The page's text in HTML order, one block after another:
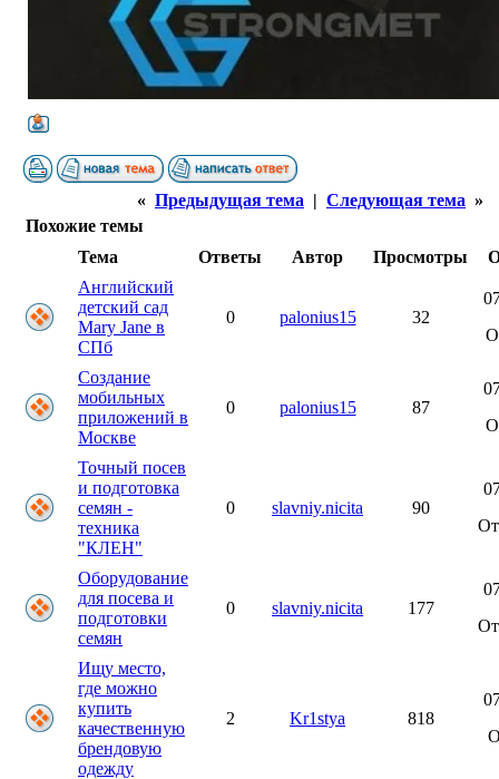
« Предыдущая тема | Следующая тема »
Похожие темы
Тема
Ответы Автор Просмотры
Английский
детский сад
Mary Jane в
СПб
0 palonius15 32
Создание
мобильных
приложений в
Москве
0 palonius15 87
Точный посев
и подготовка
семян -
техника
"КЛЕН"
0 slavniy.nicita 90
Оборудование
для посева и
подготовки
семян
0 slavniy.nicita 177
Ищу место,
где можно
купить
качественную
брендовую
одежду
2 Kr1stya 818